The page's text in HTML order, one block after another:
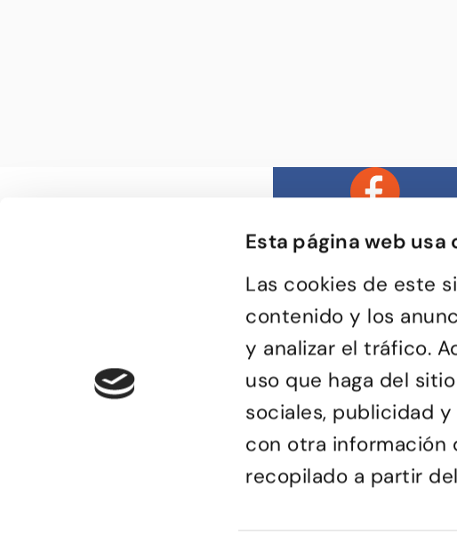
Esta página web usa
Las cookies de este
contenido y los
y analizar el tráfico.
uso que haga del
sociales, publicidad
con otra información
recopilado a partir
Bailongu és una escuela de
donde gente muy diversa y
descubre el gusto por
encuentra en el baile una
de compartir sensaciones.
© Bailongu 2015.